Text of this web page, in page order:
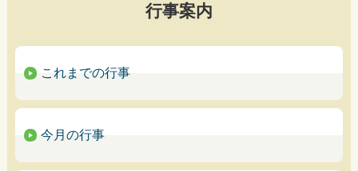
行事案内
これまでの行事
今月の行事